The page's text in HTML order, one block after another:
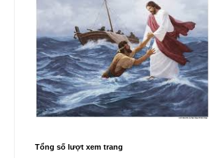
Tổng số lượt xem trang